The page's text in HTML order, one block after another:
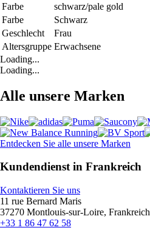
Farbe
schwarz/pale gold
Farbe
Schwarz
Geschlecht
Frau
Altersgruppe Erwachsene
Loading...
Loading...
Alle unsere Marken
Entdecken Sie alle unsere Marken
Kundendienst in Frankreich
Kontaktieren Sie uns
11 rue Bernard Maris
37270 Montlouis-sur-Loire, Frankreich
+33 1 86 47 62 58